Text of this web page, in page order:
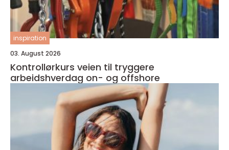
inspiration
03. August 2026
Kontrollørkurs veien til tryggere
arbeidshverdag on- og offshore